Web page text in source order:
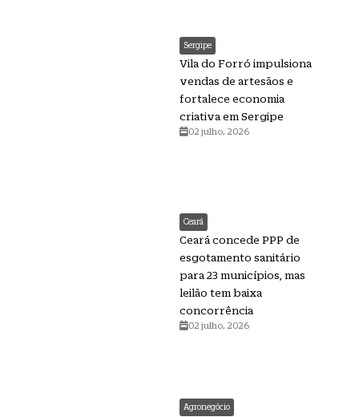
Sergipe
Vila do Forró impulsiona
vendas de artesãos e
fortalece economia
criativa em Sergipe
02 julho, 2026
Ceará
Ceará concede PPP de
esgotamento sanitário
para 23 municípios, mas
leilão tem baixa
concorrência
02 julho, 2026
Agronegócio